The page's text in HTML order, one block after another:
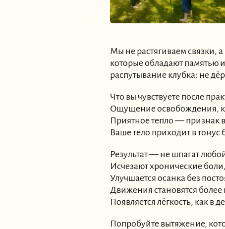
Мы не растягиваем
которые обладают памятью
распутывание клубка: не
Что вы чувствуете после
Ощущение освобождения,
Приятное тепло — признак
Ваше тело приходит в
Результат — не шпагат
Исчезают хронические
Улучшается осанка без
Движения становятся
Появляется лёгкость, как в
Попробуйте вытяжение,